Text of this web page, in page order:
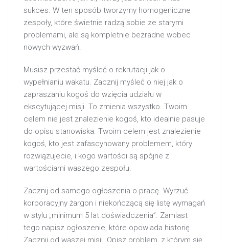
sukces. W ten sposób tworzymy homogeniczne
zespoły, które świetnie radzą sobie ze starymi
problemami, ale są kompletnie bezradne wobec
nowych wyzwań.
Musisz przestać myśleć o rekrutacji jak o
wypełnianiu wakatu. Zacznij myśleć o niej jak o
zapraszaniu kogoś do wzięcia udziału w
ekscytującej misji. To zmienia wszystko. Twoim
celem nie jest znalezienie kogoś, kto idealnie pasuje
do opisu stanowiska. Twoim celem jest znalezienie
kogoś, kto jest zafascynowany problemem, który
rozwiązujecie, i kogo wartości są spójne z
wartościami waszego zespołu.
Zacznij od samego ogłoszenia o pracę. Wyrzuć
korporacyjny żargon i niekończącą się listę wymagań
w stylu „minimum 5 lat doświadczenia”. Zamiast
tego napisz ogłoszenie, które opowiada historię.
Zacznij od waszej misji. Opisz problem, z którym się